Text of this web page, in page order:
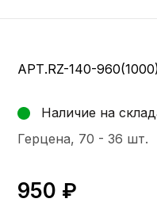
АРТ.RZ-140-
Наличие на
Герцена, 70 - 36 шт.
950 ₽